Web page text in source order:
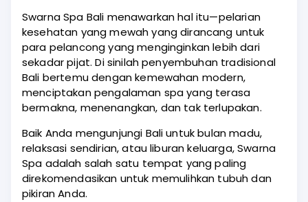
Swarna Spa Bali menawarkan hal itu—pelarian
kesehatan yang mewah yang dirancang untuk
para pelancong yang menginginkan lebih dari
sekadar pijat. Di sinilah penyembuhan tradisional
Bali bertemu dengan kemewahan modern,
menciptakan pengalaman spa yang terasa
bermakna, menenangkan, dan tak terlupakan.
Baik Anda mengunjungi Bali untuk bulan madu,
relaksasi sendirian, atau liburan keluarga, Swarna
Spa adalah salah satu tempat yang paling
direkomendasikan untuk memulihkan tubuh dan
pikiran Anda.